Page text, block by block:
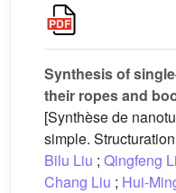
Synthesis of
their ropes and
[Synthèse de
simple.
Bilu Liu ; Qingfeng
Chang Liu ; Hui-